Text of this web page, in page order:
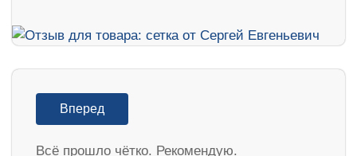
Вперед
Всё прошло чётко. Рекомендую.